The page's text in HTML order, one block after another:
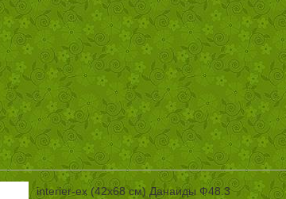
interier-ex (42х68 см) Данаиды Ф48.3